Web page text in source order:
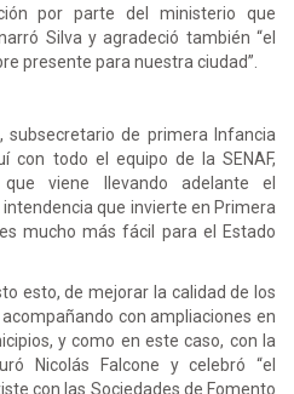
por parte del ministerio que
Silva y agradeció también “el
presente para nuestra ciudad”.
subsecretario de primera Infancia
con todo el equipo de la SENAF,
viene llevando adelante el
que invierte en Primera
mucho más fácil para el Estado
esto, de mejorar la calidad de los
con ampliaciones en
y como en este caso, con la
Nicolás Falcone y celebró “el
con las Sociedades de Fomento